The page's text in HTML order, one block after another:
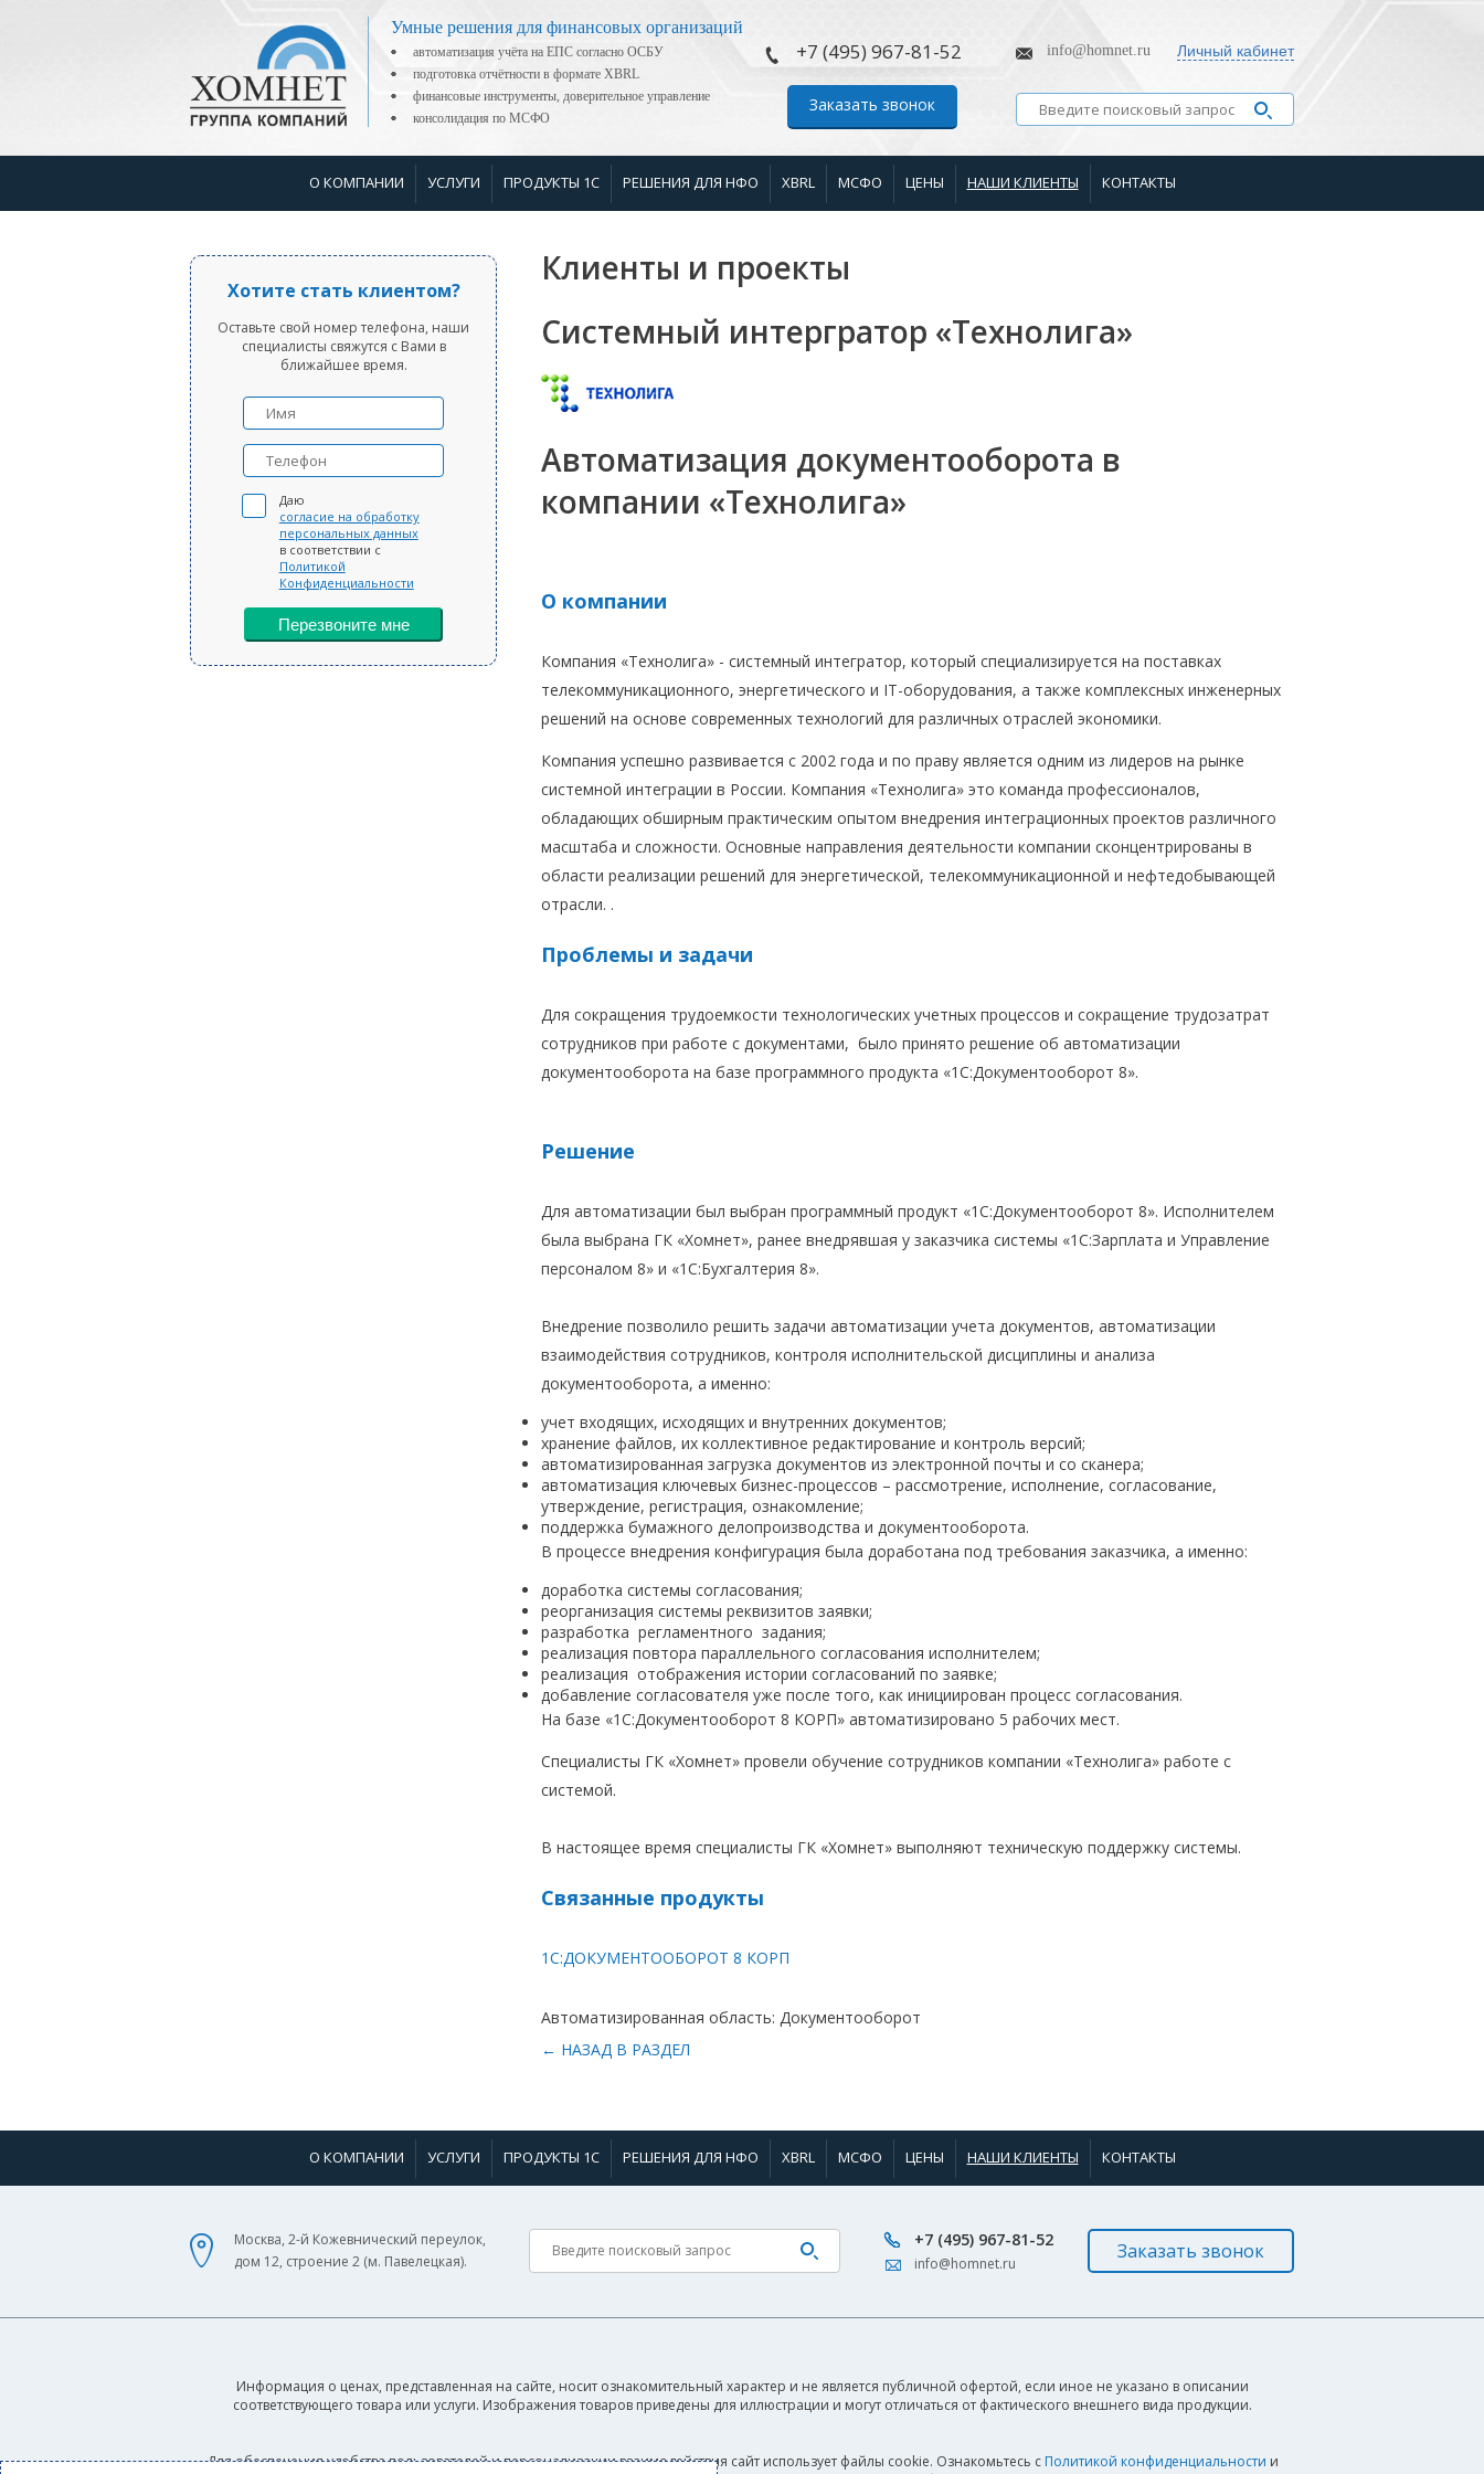
Умные решения для финансовых организаций
автоматизация учёта на ЕПС согласно ОСБУ
подготовка отчётности в формате XBRL
финансовые инструменты, доверительное управление
консолидация по МСФО
+7 (495) 967-81-52
Заказать звонок
info@homnet.ru Личный кабинет
О КОМПАНИИ УСЛУГИ ПРОДУКТЫ 1С РЕШЕНИЯ ДЛЯ НФО XBRL МСФО ЦЕНЫ НАШИ КЛИЕНТЫ КОНТАКТЫ
Хотите стать клиентом?
Оставьте свой номер телефона, наши
специалисты свяжутся с Вами в
ближайшее время.
Даю
согласие на обработку
персональных данных
в соответствии с
Политикой
Конфиденциальности
Перезвоните мне
Клиенты и проекты
Системный интергратор «Технолига»
Автоматизация документооборота в
компании «Технолига»
О компании
Компания «Технолига» - системный интегратор, который специализируется на поставках
телекоммуникационного, энергетического и IT-оборудования, а также комплексных инженерных
решений на основе современных технологий для различных отраслей экономики.
Компания успешно развивается с 2002 года и по праву является одним из лидеров на рынке
системной интеграции в России. Компания «Технолига» это команда профессионалов,
обладающих обширным практическим опытом внедрения интеграционных проектов различного
масштаба и сложности. Основные направления деятельности компании сконцентрированы в
области реализации решений для энергетической, телекоммуникационной и нефтедобывающей
отрасли. .
Проблемы и задачи
Для сокращения трудоемкости технологических учетных процессов и сокращение трудозатрат
сотрудников при работе с документами, было принято решение об автоматизации
документооборота на базе программного продукта «1С:Документооборот 8».
Решение
Для автоматизации был выбран программный продукт «1С:Документооборот 8». Исполнителем
была выбрана ГК «Хомнет», ранее внедрявшая у заказчика системы «1С:Зарплата и Управление
персоналом 8» и «1С:Бухгалтерия 8».
Внедрение позволило решить задачи автоматизации учета документов, автоматизации
взаимодействия сотрудников, контроля исполнительской дисциплины и анализа
документооборота, а именно:
учет входящих, исходящих и внутренних документов;
хранение файлов, их коллективное редактирование и контроль версий;
автоматизированная загрузка документов из электронной почты и со сканера;
автоматизация ключевых бизнес-процессов – рассмотрение, исполнение, согласование,
утверждение, регистрация, ознакомление;
поддержка бумажного делопроизводства и документооборота.
В процессе внедрения конфигурация была доработана под требования заказчика, а именно:
доработка системы согласования;
реорганизация системы реквизитов заявки;
разработка регламентного задания;
реализация повтора параллельного согласования исполнителем;
реализация отображения истории согласований по заявке;
добавление согласователя уже после того, как инициирован процесс согласования.
На базе «1С:Документооборот 8 КОРП» автоматизировано 5 рабочих мест.
Специалисты ГК «Хомнет» провели обучение сотрудников компании «Технолига» работе с
системой.
В настоящее время специалисты ГК «Хомнет» выполняют техническую поддержку системы.
Связанные продукты
1С:ДОКУМЕНТООБОРОТ 8 КОРП
Автоматизированная область: Документооборот
← НАЗАД В РАЗДЕЛ
О КОМПАНИИ УСЛУГИ ПРОДУКТЫ 1С РЕШЕНИЯ ДЛЯ НФО XBRL МСФО ЦЕНЫ НАШИ КЛИЕНТЫ КОНТАКТЫ
Москва, 2-й Кожевнический переулок,
дом 12, строение 2 (м. Павелецкая).
+7 (495) 967-81-52
info@homnet.ru
Заказать звонок
Информация о ценах, представленная на сайте, носит ознакомительный характер и не является публичной офертой, если иное не указано в описании
соответствующего товара или услуги. Изображения товаров приведены для иллюстрации и могут отличаться от фактического внешнего вида продукции.
Для обеспечения удобства пользователей и персонализации взаимодействия сайт использует файлы cookie. Ознакомьтесь с Политикой конфиденциальности и